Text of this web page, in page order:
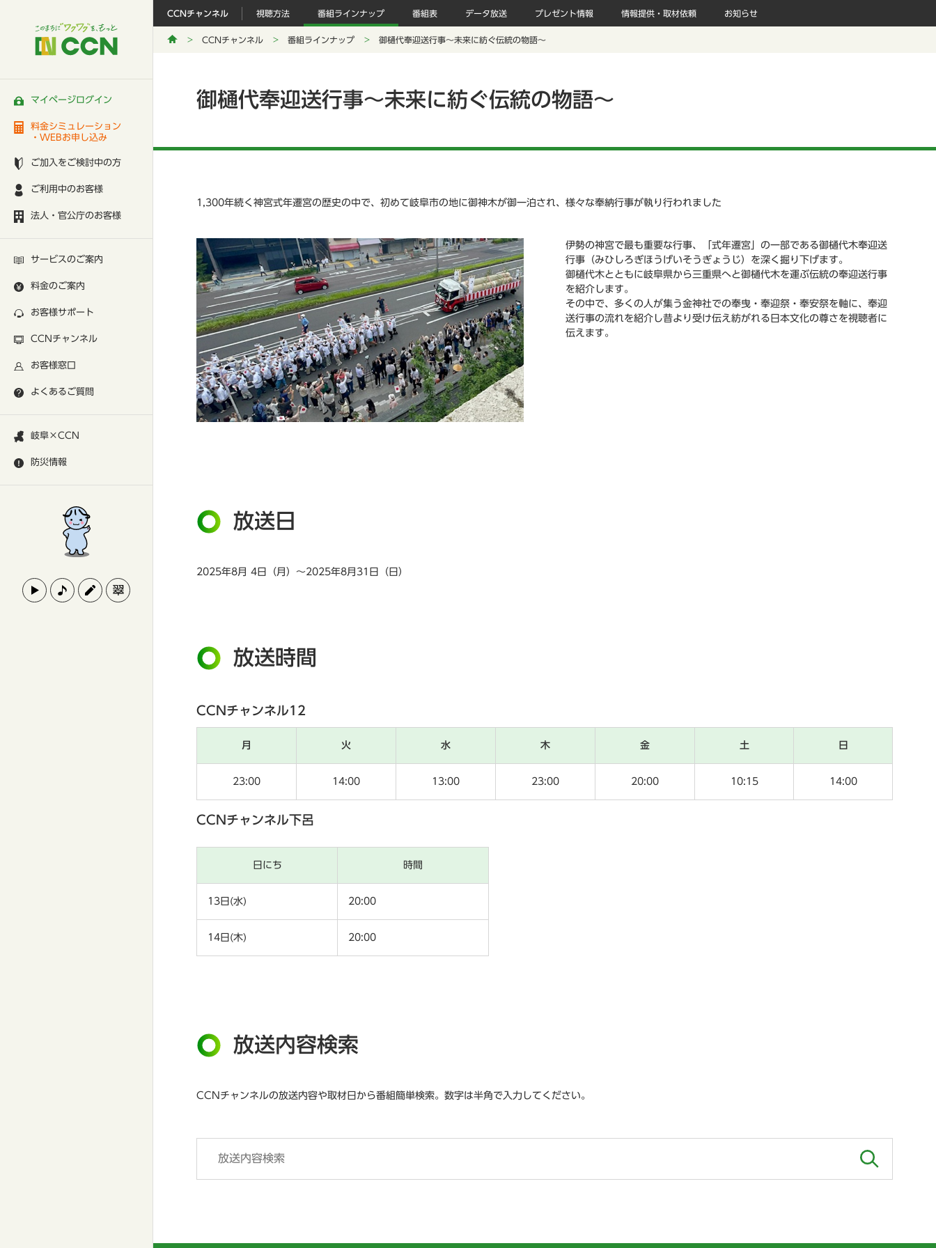
マイページログイン
料金シミュレーション
・WEBお申し込み
ご加入をご検討中の方
ご利用中のお客様
法人・官公庁のお客様
サービスのご案内
料金のご案内
お客様サポート
CCNチャンネル
お客様窓口
よくあるご質問
岐阜×CCN
防災情報
CCNチャンネル 視聴方法 番組ラインナップ 番組表 データ放送 プレゼント情報 情報提供・取材依頼 お知らせ
CCNチャンネル 番組ラインナップ 御樋代奉迎送行事～未来に紡ぐ伝統の物語～
御樋代奉迎送行事～未来に紡ぐ伝統の物語～
1,300年続く神宮式年遷宮の歴史の中で、初めて岐阜市の地に御神木が御一泊され、様々な奉納行事が執り行われました
伊勢の神宮で最も重要な行事、「式年遷宮」の一部である御樋代木奉迎送
行事（みひしろぎほうげいそうぎょうじ）を深く掘り下げます。
御樋代木とともに岐阜県から三重県へと御樋代木を運ぶ伝統の奉迎送行事
を紹介します。
その中で、多くの人が集う金神社での奉曳・奉迎祭・奉安祭を軸に、奉迎
送行事の流れを紹介し昔より受け伝え紡がれる日本文化の尊さを視聴者に
伝えます。
放送日
2025年8月 4日（月）～2025年8月31日（日）
放送時間
CCNチャンネル12
月 火 水 木 金 土 日
23:00 14:00 13:00 23:00 20:00 10:15 14:00
CCNチャンネル下呂
日にち 時間
13日(水) 20:00
14日(木) 20:00
放送内容検索
CCNチャンネルの放送内容や取材日から番組簡単検索。数字は半角で入力してください。